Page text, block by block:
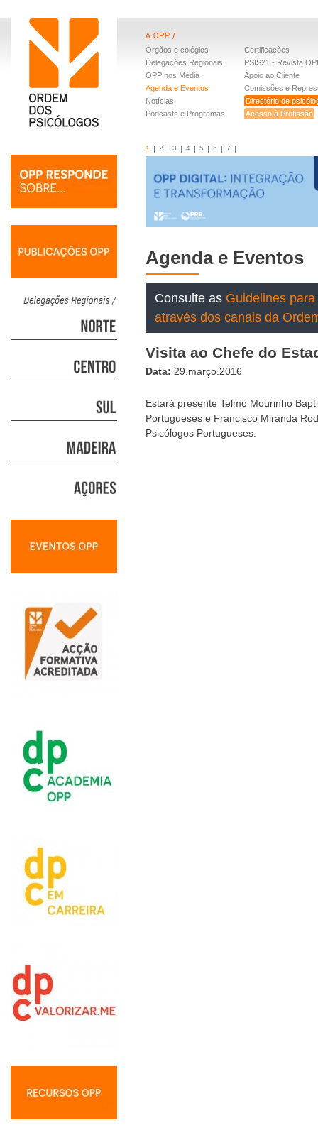
Órgãos e colégios
Delegações Regionais
OPP nos Média
Agenda e Eventos
Notícias
Podcasts e Programas
Certificações
PSIS21 - Revista
Apoio ao Cliente
Comissões e
Directório de
Acesso à Profissão
1 2 3 4 5 6 7
Agenda e Eventos
Consulte as Guidelines
através dos canais da
Visita ao Chefe do
Data: 29.março.2016
Estará presente Telmo Mourinho
Portugueses e Francisco Miranda
Psicólogos Portugueses.